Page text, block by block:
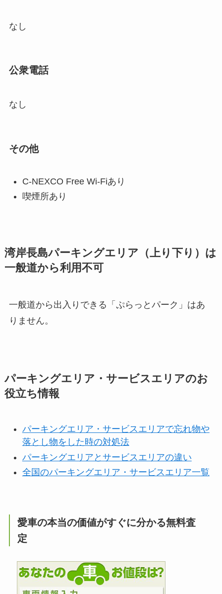
なし
公衆電話
なし
その他
C-NEXCO Free Wi-Fiあり
喫煙所あり
湾岸長島パーキングエリア（上り下り）は
一般道から利用不可
一般道から出入りできる「ぷらっとパーク」はあ
りません。
パーキングエリア・サービスエリアのお
役立ち情報
パーキングエリア・サービスエリアで忘れ物や
落とし物をした時の対処法
パーキングエリアとサービスエリアの違い
全国のパーキングエリア・サービスエリア一覧
愛車の本当の価値がすぐに分かる無料査
定